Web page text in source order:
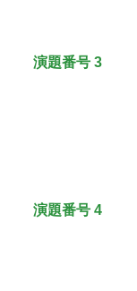
演題番号 3
演題番号 4